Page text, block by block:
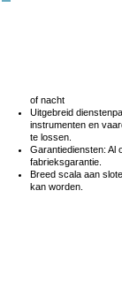
of nacht
Uitgebreid
instrumenten en
te lossen.
Garantiediensten: Al
fabrieksgarantie.
Breed scala aan
kan worden.